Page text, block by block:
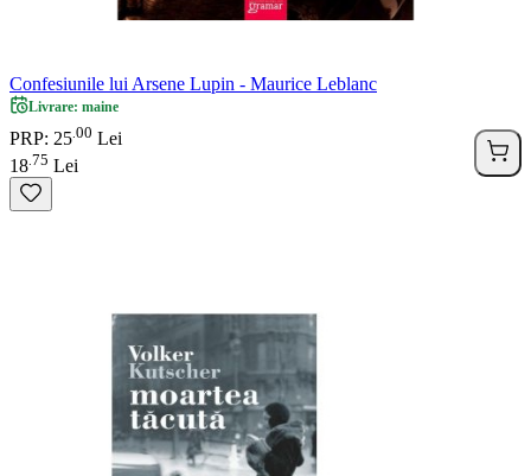
Confesiunile lui Arsene Lupin - Maurice Leblanc
Livrare: maine
PRP: 25 00 Lei
18 75 Lei